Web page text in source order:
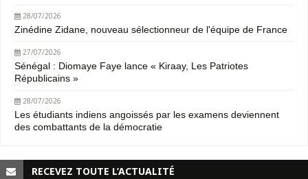
28/07/2026
Zinédine Zidane, nouveau sélectionneur de l'équipe de France
27/07/2026
Sénégal : Diomaye Faye lance « Kiraay, Les Patriotes
Républicains »
28/07/2026
Les étudiants indiens angoissés par les examens deviennent
des combattants de la démocratie
RECEVEZ TOUTE L’ACTUALITÉ